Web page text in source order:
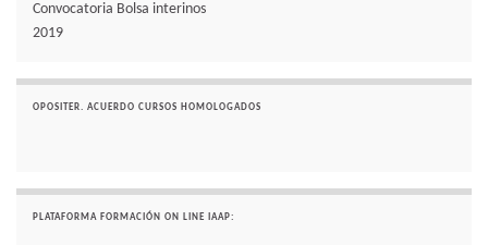
Convocatoria Bolsa interinos
2019
OPOSITER. ACUERDO CURSOS HOMOLOGADOS
PLATAFORMA FORMACIÓN ON LINE IAAP: